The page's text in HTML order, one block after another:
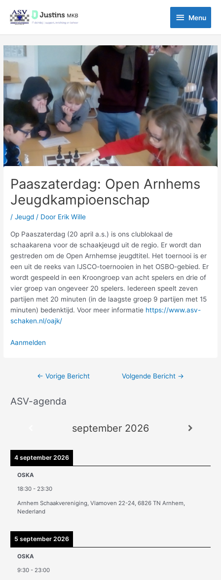
naar
inhoud
Menu
Menu
Paaszaterdag: Open Arnhems
Jeugdkampioenschap
/Jeugd / Door Erik Wille
Op Paaszaterdag (20 april a.s.) is ons clublokaal de
schaakarena voor de schaakjeugd uit de regio. Er wordt dan
gestreden om de Open Arnhemse jeugdtitel. Het toernooi is er
een uit de reeks van IJSCO-toernooien in het OSBO-gebied. Er
wordt gespeeld in een Kroongroep van acht spelers en drie of
vier groep van ongeveer 20 spelers. Iedereen speelt zeven
partijen met 20 minuten (in de laagste groep 9 partijen met 15
minuten) bedenktijd. Voor meer informatie https://www.asv-
schaken.nl/oajk/
Aanmelden
← Vorige Bericht Volgende Bericht →
ASV-agenda
september 2026
4 september 2026
OSKA
18:30 - 23:30
Arnhem Schaakvereniging, Vlamoven 22-24, 6826 TN Arnhem,
Nederland
5 september 2026
OSKA
9:30 - 23:00
A
e